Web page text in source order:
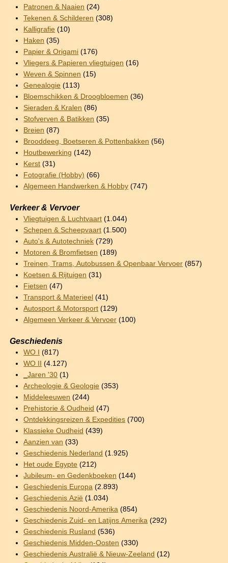
Patronen & Naaien (24)
Tekenen & Schilderen (308)
Kalligrafie (10)
Haken (35)
Papier & Origami (176)
Vliegers & Papieren vliegtuigen (16)
Weven & Spinnen (15)
Genealogie (113)
Bloemschikken & Droogbloemen (36)
Sieraden & Kralen (86)
Stofverven & Batikken (35)
Breien (87)
Brooddeeg, Boetseren & Pottenbakken (56)
Houtbewerking (142)
Kerst (31)
Fotografie (Hobby) (66)
Algemeen Handwerken & Hobby (747)
Verkeer & Vervoer
Vliegtuigen & Luchtvaart (1.044)
Schepen & Scheepvaart (1.500)
Auto's & Autotechniek (729)
Motoren & Bromfietsen (189)
Treinen, Trams, Autobussen & Openbaar Vervoer (857)
Koetsen & Rijtuigen (31)
Fietsen (47)
Transport & Materieel (41)
Autosport & Motorsport (129)
Algemeen Verkeer & Vervoer (100)
Geschiedenis
WO I (817)
WO II (4.127)
_Jaren '30 (1)
Archeologie & Geologie (353)
Middeleeuwen (244)
Prehistorie & Oudheid (47)
Ontdekkingsreizen & Expedities (700)
Klassieke Oudheid (439)
Aanzien van (33)
Geschiedenis Nederland (1.925)
Het oude Egypte (212)
Jubileum- en Gedenkboeken (144)
Geschiedenis Europa (2.893)
Geschiedenis Azië (1.034)
Geschiedenis Noord-Amerika (854)
Geschiedenis Zuid- en Latijns Amerika (292)
Geschiedenis Rusland (536)
Geschiedenis Midden-Oosten (330)
Geschiedenis Australië & Nieuw-Zeeland (12)